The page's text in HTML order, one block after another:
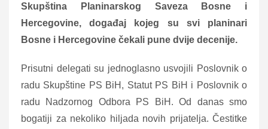
Skupština Planinarskog Saveza Bosne i
Hercegovine, događaj kojeg su svi planinari
Bosne i Hercegovine čekali pune dvije decenije.
Prisutni delegati su jednoglasno usvojili Poslovnik o
radu Skupštine PS BiH, Statut PS BiH i Poslovnik o
radu Nadzornog Odbora PS BiH. Od danas smo
bogatiji za nekoliko hiljada novih prijatelja. Čestitke